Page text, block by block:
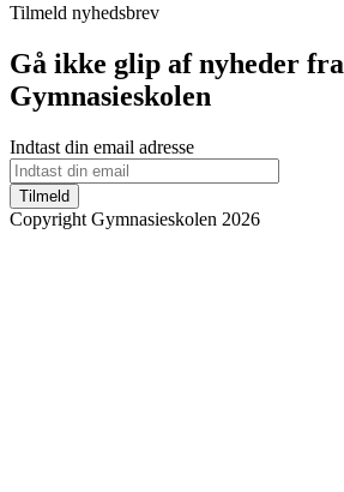
Tilmeld nyhedsbrev
Gå ikke glip af nyheder fra
Gymnasieskolen
Indtast din email adresse
Tilmeld
Copyright Gymnasieskolen 2026